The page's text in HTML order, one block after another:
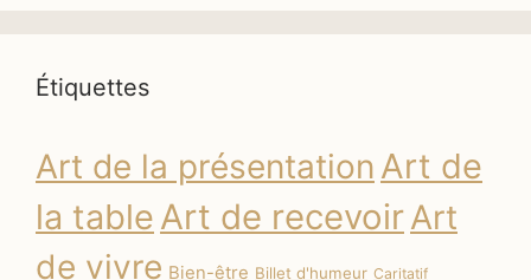
Étiquettes
Art de la présentation Art de
la table Art de recevoirArt
de vivre Bien-être Billet d'humeur Caritatif